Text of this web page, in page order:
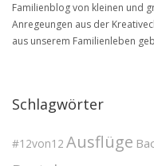
Familienblog von kleinen und
Anregeungen aus der
aus unserem Familienleben
Schlagwörter
#12von12 Ausflüge